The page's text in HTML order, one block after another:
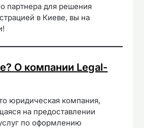
партнера для решения
в Киеве, вы на
О компании Legal-
юридическая компания,
на предоставлении
по оформлению